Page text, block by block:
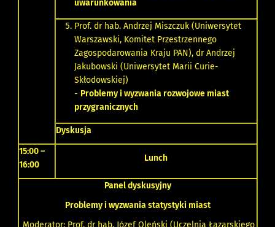
uwarunkowania
Prof. dr hab. Andrzej Miszczuk (Uniwersytet
Warszawski, Komitet Przestrzennego
Zagospodarowania Kraju PAN), dr Andrzej
Jakubowski (Uniwersytet Marii Curie-
Skłodowskiej)
- Problemy i wyzwania rozwojowe miast
przygranicznych
Dyskusja
15:00 –
16:00
Lunch
Panel dyskusyjny
Problemy i wyzwania statystyki miast
Moderator: Prof. dr hab. Józef Oleński (Uczelnia Łazarskiego